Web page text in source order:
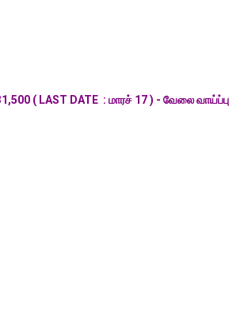
( LAST DATE : மாரச் 17 ) - வேலை வாய்ப்பு